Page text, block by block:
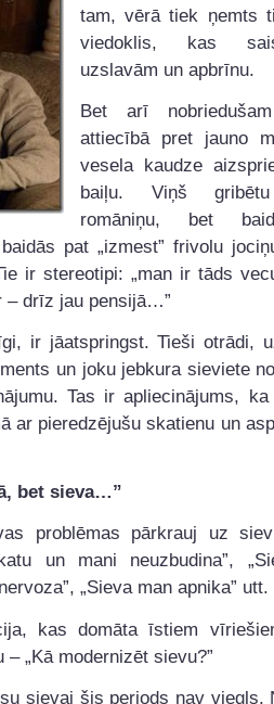
tam, vērā tiek ņemts
viedoklis, kas
uzslavām un apbrīnu.
Bet arī
attiecībā pret jauno
vesela kaudze
baiļu. Viņš
romāniņu, bet
pat „izmest” frivolu
ir stereotipi: „man ir tāds
– drīz jau pensijā…”
ir jāatspringst. Tieši otrādi,
un joku jebkura sieviete
Tas ir apliecinājums,
ar pieredzējušu skatienu un
bet sieva…”
problēmas pārkrauj uz
un mani neuzbudina”,
„Sieva man apnika” utt.
kas domāta īstiem
„Kā modernizēt sievu?”
sievai šis periods nav viegls.